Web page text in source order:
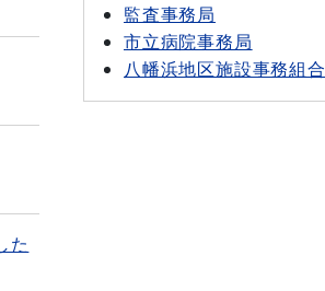
た
監査事務局
市立病院事務局
八幡浜地区施設事務組合